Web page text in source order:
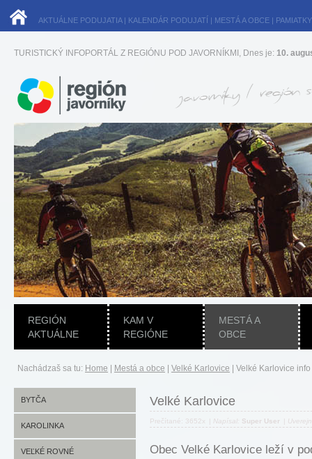
AKTUÁLNE PODUJATIA| KALENDÁR PODUJATÍ | MESTÁ A OBCE | PAMIATKY
TURISTICKÝ INFOPORTÁL Z REGIÓNU POD JAVORNÍKMI, Dnes je: 10.
REGIÓN
AKTUÁLNE
KAM V
REGIÓNE
MESTÁ A
OBCE
Nachádzaš sa tu: Home Mestá a obce Velké Karlovice Velké Karlovice info
BYTČA
BYTČA INFO
BYTČA FOTO
KAROLINKA
KAROLINKA INFO
VEĽKÉ ROVNÉ
Velké Karlovice
Prečítané: 3652x Napísal: Super User
Obec Velké Karlovice leží v